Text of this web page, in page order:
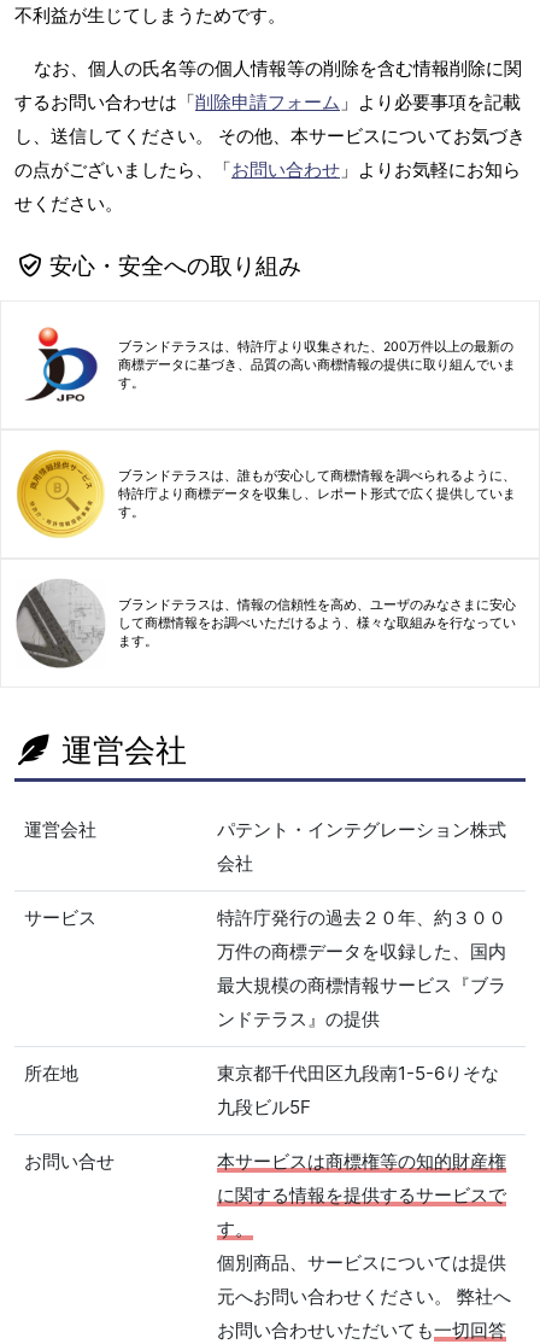
不利益が生じてしまうためです。
なお、個人の氏名等の個人情報等の削除を含む情報削除に関
するお問い合わせは「削除申請フォーム 」より必要事項を記載
し、送信してください。 その他、本サービスについてお気づき
の点がございましたら、「お問い合わせ 」よりお気軽にお知ら
せください。
安心・安全への取り組み
ブランドテラスは、特許庁より収集された、200万件以上の最新の
商標データに基づき、品質の高い商標情報の提供に取り組んでいま
す。
ブランドテラスは、誰もが安心して商標情報を調べられるように、
特許庁より商標データを収集し、レポート形式で広く提供していま
す。
ブランドテラスは、情報の信頼性を高め、ユーザのみなさまに安心
して商標情報をお調べいただけるよう、様々な取組みを行なってい
ます。
運営会社
運営会社
パテント・インテグレーション株式
会社
サービス
特許庁発行の過去２０年、約３００
万件の商標データを収録した、国内
最大規模の商標情報サービス『ブラ
ンドテラス』の提供
所在地
東京都千代田区九段南1-5-6りそな
九段ビル5F
お問い合せ
本サービスは商標権等の知的財産権
に関する情報を提供するサービスで
す。
個別商品、サービスについては提供
元へお問い合わせください。 弊社へ
お問い合わせいただいても一切回答